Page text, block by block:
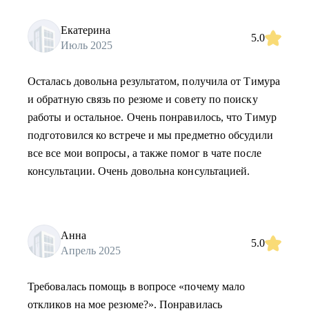
Екатерина
Июль 2025
5.0
Осталась довольна результатом, получила от Тимура
и обратную связь по резюме и совету по поиску
работы и остальное. Очень понравилось, что Тимур
подготовился ко встрече и мы предметно обсудили
все все мои вопросы, а также помог в чате после
консультации. Очень довольна консультацией.
Анна
Апрель 2025
5.0
Требовалась помощь в вопросе «почему мало
откликов на мое резюме?». Понравилась